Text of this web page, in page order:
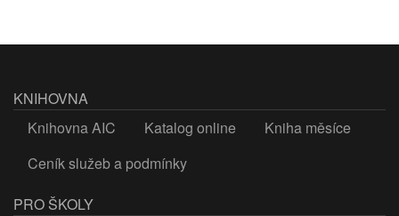
KNIHOVNA
Knihovna AIC
Katalog online
Kniha měsíce
Ceník služeb a podmínky
PRO ŠKOLY